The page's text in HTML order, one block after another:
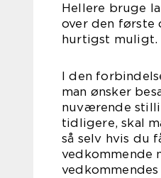
Hellere bruge
over den første
hurtigst muligt.
I den
man ønsker
nuværende
tidligere, skal
så selv hvis du
vedkommende